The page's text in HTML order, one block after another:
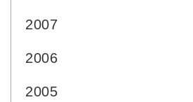
2007
2006
2005